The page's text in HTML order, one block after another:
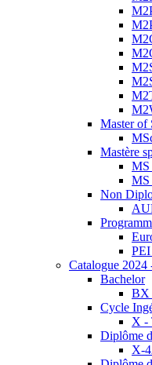
Master of
Mastère
MS
MS
Non
PEI
Catalogue 2024
Bachelor
BX
Cycle
X -
Diplôme
X-